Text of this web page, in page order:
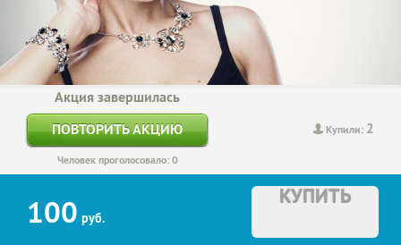
Купили: 2
Акция завершилась
ПОВТОРИТЬ АКЦИЮ
Человек проголосовало: 0
100 руб.
КУПИТЬ